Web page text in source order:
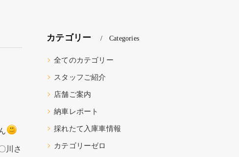
川さ
カテゴリー Categories
全てのカテゴリー
スタッフご紹介
店舗ご案内
納車レポート
採れたて入庫車情報
カテゴリーゼロ